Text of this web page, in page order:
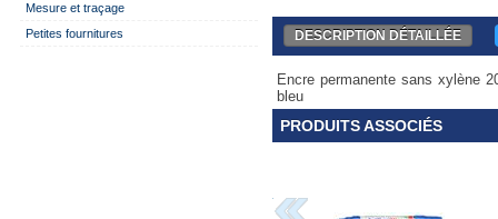
Mesure et traçage
Petites fournitures
DESCRIPTION DÉTAILLÉE
Encre permanente sans xylène
bleu
PRODUITS ASSOCIÉS